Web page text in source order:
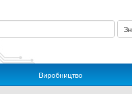
Виробництво